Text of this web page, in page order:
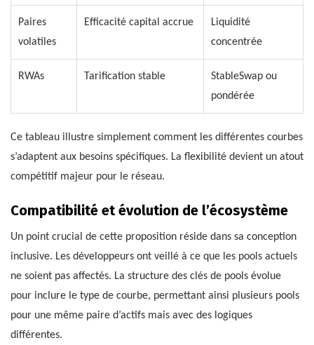
Paires
volatiles
Efficacité capital accrue
Liquidité
concentrée
RWAs Tarification stable
StableSwap ou
pondérée
Ce tableau illustre simplement comment les différentes courbes
s’adaptent aux besoins spécifiques. La flexibilité devient un atout
compétitif majeur pour le réseau.
Compatibilité et évolution de l’écosystème
Un point crucial de cette proposition réside dans sa conception
inclusive. Les développeurs ont veillé à ce que les pools actuels
ne soient pas affectés. La structure des clés de pools évolue
pour inclure le type de courbe, permettant ainsi plusieurs pools
pour une même paire d’actifs mais avec des logiques
différentes.